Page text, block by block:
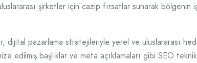
şirketler için cazip fırsatlar sunarak bölgenin
pazarlama stratejileriyle yerel ve uluslararası
edilmiş başlıklar ve meta açıklamaları gibi SEO